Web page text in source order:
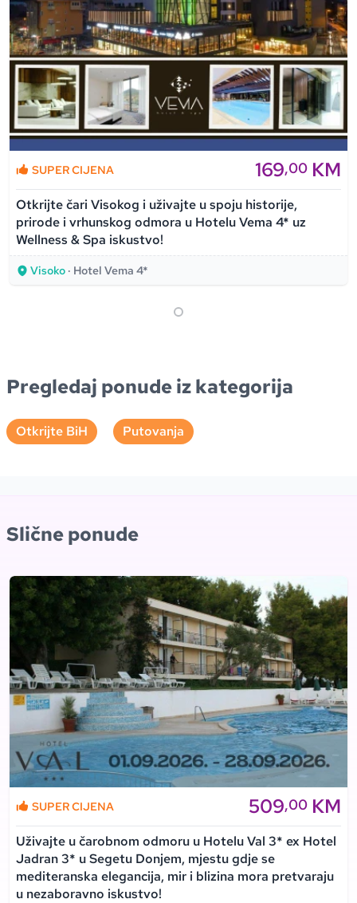
SUPER CIJENA 169,00 KM
Otkrijte čari Visokog i uživajte u spoju historije,
prirode i vrhunskog odmora u Hotelu Vema 4* uz
Wellness & Spa iskustvo!
Visoko · Hotel Vema 4*
Pregledaj ponude iz kategorija
Otkrijte BiH Putovanja
Slične ponude
SUPER CIJENA 509,00 KM
Uživajte u čarobnom odmoru u Hotelu Val 3* ex Hotel
Jadran 3* u Segetu Donjem, mjestu gdje se
mediteranska elegancija, mir i blizina mora pretvaraju
u nezaboravno iskustvo!